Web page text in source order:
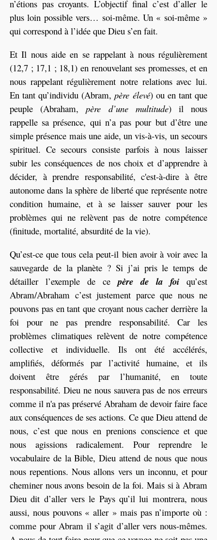
n’étions pas croyants. L’objectif final c’est d’aller le
plus loin possible vers… soi-même. Un « soi-même »
qui correspond à l’idée que Dieu s’en fait.
Et Il nous aide en se rappelant à nous régulièrement
(12,7 ; 17,1 ; 18,1) en renouvelant ses promesses, et en
nous rappelant régulièrement notre relations avec lui.
En tant qu’individu (Abram,père élevé) ou en tant que
peuple (Abraham,père d’une multitude) il nous
rappelle sa présence, qui n’a pas pour but d’être une
simple présence mais une aide, un vis-à-vis, un secours
spirituel. Ce secours consiste parfois à nous laisser
subir les conséquences de nos choix et d’apprendre à
décider, à prendre responsabilité, c'est-à-dire à être
autonome dans la sphère de liberté que représente notre
condition humaine, et à se laisser sauver pour les
problèmes qui ne relèvent pas de notre compétence
(finitude, mortalité, absurdité de la vie).
Qu’est-ce que tous cela peut-il bien avoir à voir avec la
sauvegarde de la planète ? Si j’ai pris le temps de
détailler l’exemple de cepère de la foi qu’est
Abram/Abraham c’est justement parce que nous ne
pouvons pas en tant que croyant nous cacher derrière la
foi pour ne pas prendre responsabilité. Car les
problèmes climatiques relèvent de notre compétence
collective et individuelle. Ils ont été accélérés,
amplifiés, déformés par l’activité humaine, et ils
doivent être gérés par l’humanité, en toute
responsabilité. Dieu ne nous sauvera pas de nos erreurs
comme il n'a pas préservé Abraham de devoir faire face
aux conséquences de ses actions. Ce que Dieu attend de
nous, c’est que nous en prenions conscience et que
nous agissions radicalement. Pour reprendre le
vocabulaire de la Bible, Dieu attend de nous que nous
nous repentions. Nous allons vers un inconnu, et pour
cheminer nous avons besoin de la foi. Mais si à Abram
Dieu dit d’aller vers le Pays qu’il lui montrera, nous
aussi, nous pouvons « aller » mais pas n’importe où :
comme pour Abram il s’agit d’aller vers nous-mêmes.